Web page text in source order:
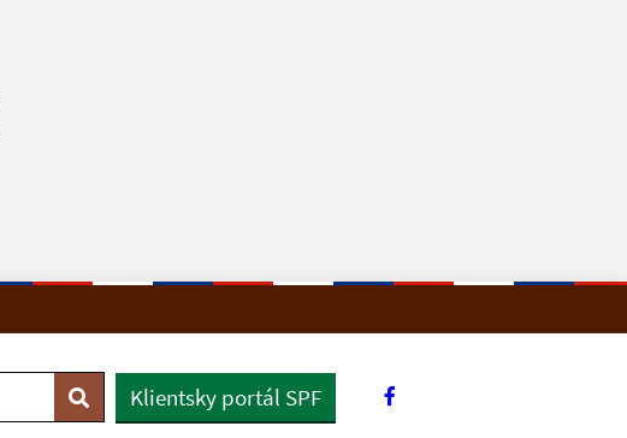
Vyhľadávanie
Klientsky portál SPF